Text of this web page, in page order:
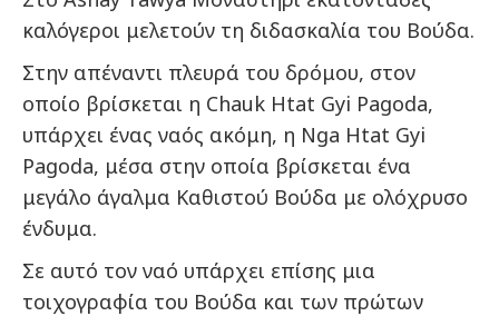
καλόγεροι μελετούν τη διδασκαλία του Βούδα.
Στην απέναντι πλευρά του δρόμου, στον
οποίο βρίσκεται η Chauk Htat Gyi Pagoda,
υπάρχει ένας ναός ακόμη, η Nga Htat Gyi
Pagoda, μέσα στην οποία βρίσκεται ένα
μεγάλο άγαλμα Καθιστού Βούδα με ολόχρυσο
ένδυμα.
Σε αυτό τον ναό υπάρχει επίσης μια
τοιχογραφία του Βούδα και των πρώτων